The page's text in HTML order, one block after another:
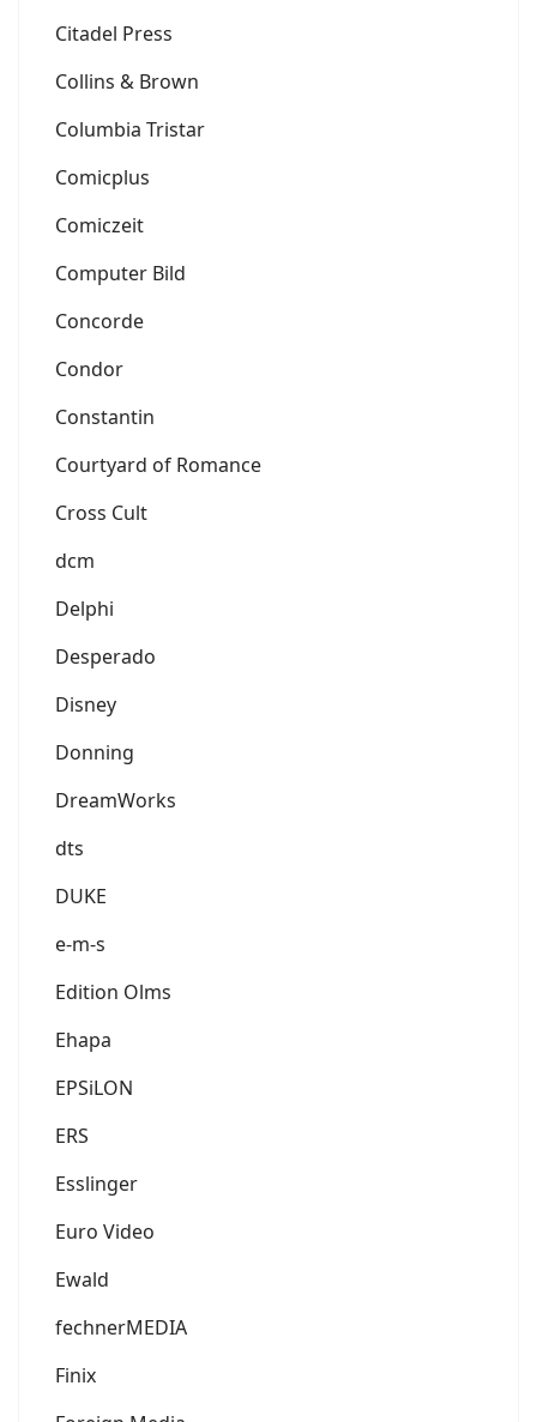
Citadel Press
Collins & Brown
Columbia Tristar
Comicplus
Comiczeit
Computer Bild
Concorde
Condor
Constantin
Courtyard of Romance
Cross Cult
dcm
Delphi
Desperado
Disney
Donning
DreamWorks
dts
DUKE
e-m-s
Edition Olms
Ehapa
EPSiLON
ERS
Esslinger
Euro Video
Ewald
fechnerMEDIA
Finix